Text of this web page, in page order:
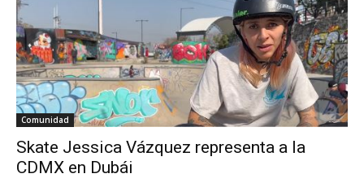
Comunidad
Skate Jessica Vázquez representa a la
CDMX en Dubái